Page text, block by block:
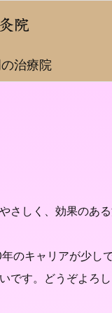
院
治療院
さしく、効果のあ
のキャリアが少し
です。どうぞよろ